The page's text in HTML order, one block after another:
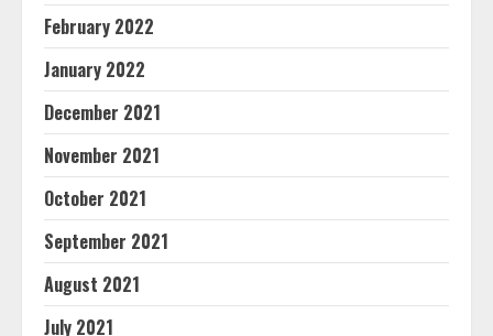
February 2022
January 2022
December 2021
November 2021
October 2021
September 2021
August 2021
July 2021